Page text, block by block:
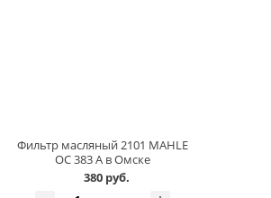
Фильтр масляный 2101 MAHLE
OC 383 A в Омске
380 руб.